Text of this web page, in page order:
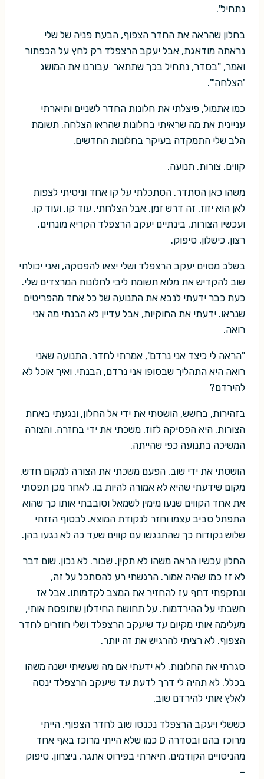
נתחיל".
בחלון שהראה את החדר הצפוף, הבעת פניה של שלי
נראתה מודאגת, אבל יעקב הרצפלד רק לחץ על הכפתור
ואמר, "בסדר, נתחיל בכך שתתאר עבורנו את המושג
'הצלחה'".
כמו אתמול, פיצלתי את חלונות החדר לשניים ותיארתי
עניינית את מה שראיתי בחלונות שהראו הצלחה. תשומת
הלב שלי התמקדה בעיקר בחלונות החדשים.
קווים. צורות. תנועה.
משהו כאן הסתדר. הסתכלתי על קו אחד וניסיתי לצפות
לאן הוא יזוז. זה דרש זמן, אבל הצלחתי. עוד קו. ועוד קו.
ועכשיו הצורות. בינתיים יעקב הרצפלד הקריא מונחים.
רצון, כישלון, סיפוק.
בשלב מסוים יעקב הרצפלד ושלי יצאו להפסקה, ואני יכולתי
שוב להקדיש את מלוא תשומת ליבי לחלונות המרצדים שלי.
כעת כבר ידעתי לנבא את התנועה של כל אחד מהפריטים
שנראו. ידעתי את החוקיות, אבל עדיין לא הבנתי מה אני
רואה.
"הראה לי כיצד אני נרדם", אמרתי לחדר. התנועה שאני
רואה היא התהליך שבסופו אני נרדם, הבנתי. ואיך אוכל לא
להירדם?
בזהירות, בחשש, הושטתי את ידי אל החלון, ונגעתי באחת
הצורות. היא הפסיקה לזוז. משכתי את ידי בחזרה, והצורה
המשיכה בתנועה כפי שהייתה.
הושטתי את ידי שוב, הפעם משכתי את הצורה למקום חדש.
מקום שידעתי שהיא לא אמורה להיות בו. לאחר מכן תפסתי
את אחד הקווים שנעו מימין לשמאל וסובבתי אותו כך שהוא
התפתל סביב עצמו וחזר לנקודת המוצא. לבסוף הזזתי
שלוש נקודות כך שהתנגשו עם קווים שעד כה לא נגעו בהן.
החלון עכשיו הראה משהו לא תקין. שבור. לא נכון. שום דבר
לא זז כמו שהיה אמור. הרגשתי רע להסתכל על זה,
ונתקפתי דחף עז להחזיר את המצב לקדמותו. אבל אז
חשבתי על ההירדמות. על תחושת החידלון שתופסת אותי,
מעלימה אותי מקיום עד שיעקב הרצפלד ושלי חוזרים לחדר
הצפוף. לא רציתי להרגיש את זה יותר.
סגרתי את החלונות. לא ידעתי אם מה שעשיתי ישנה משהו
בכלל. לא תהיה לי דרך לדעת עד שיעקב הרצפלד ינסה
לאלץ אותי להירדם שוב.
כששלי ויעקב הרצפלד נכנסו שוב לחדר הצפוף, הייתי
מרוכז בהם ובסדרה D כמו שלא הייתי מרוכז באף אחד
מהניסויים הקודמים. תיארתי בפירוט אתגר, ניצחון, סיפוק
–